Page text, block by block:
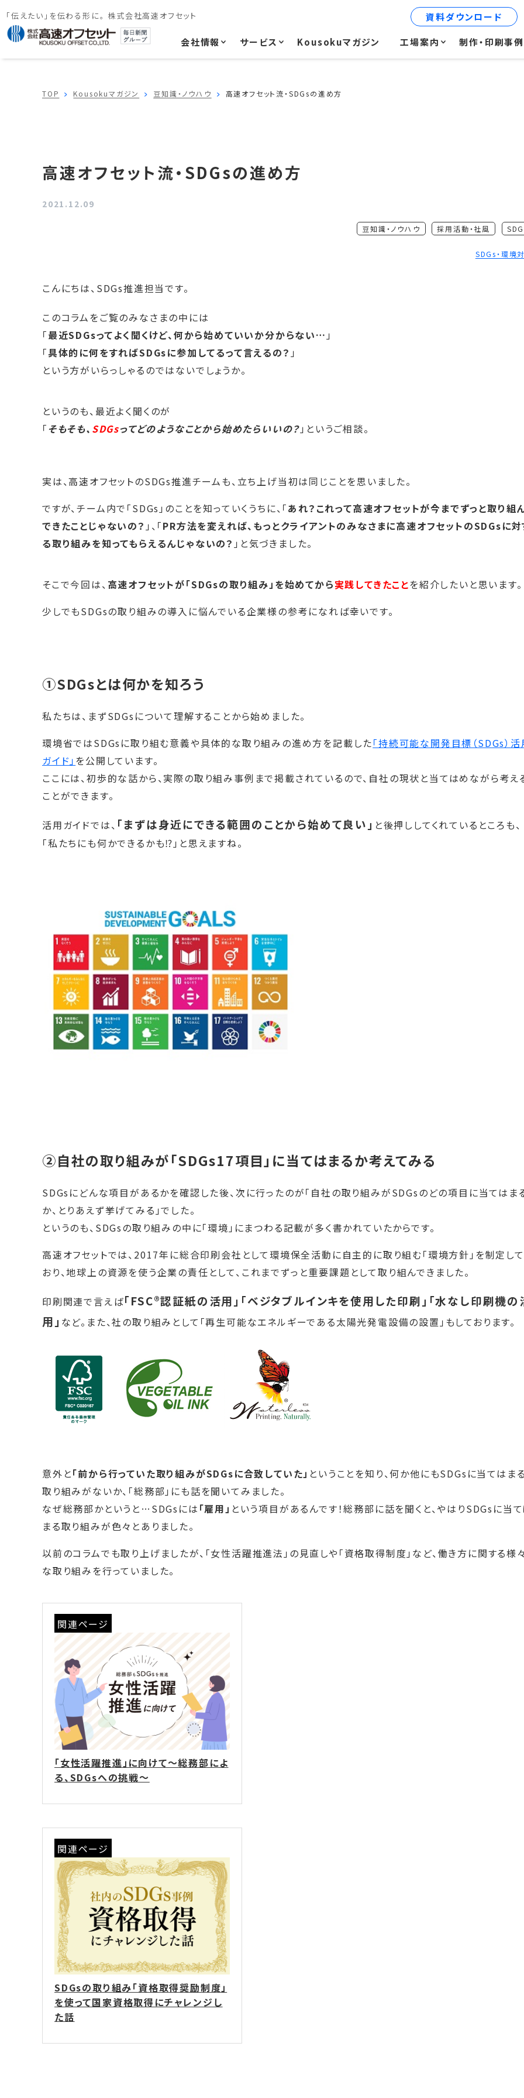
「伝えたい」を伝わる形に。 株式会社高速オフセット
会社情報 サービス Kousokuマガジン 工場案内 制作・印刷事例
資料ダウンロード
TOP Kousokuマガジン 豆知識・ノウハウ 高速オフセット流・SDGsの進め方
高速オフセット流・SDGsの進め方
2021.12.09
豆知識・ノウハウ 採用活動・社風
SDGs・環境
こんにちは、SDGs推進担当です。
このコラムをご覧のみなさまの中には
「最近SDGsってよく聞くけど、何から始めていいか分からない… 」
「具体的に何をすればSDGsに参加してるって言えるの？ 」
という方がいらっしゃるのではないでしょうか。
というのも、最近よく聞くのが
「 そもそも、 SDGsってどのようなことから始めたらいいの？ 」というご相談。
実は、高速オフセットのSDGs推進チームも、立ち上げ当初は同じことを思いました。
ですが、チーム内で「SDGs」のことを知っていくうちに、「あれ？これって高速オフセットが今までずっと取り組
できたことじゃないの？ 」、「PR方法を変えれば、もっとクライアントのみなさまに高速オフセットのSDGsに対
る取り組みを知ってもらえるんじゃないの？ 」と気づきました。
そこで今回は、 高速オフセットが「SDGsの取り組み」を始めてから実践してきたことを紹介したいと思います。
少しでもSDGsの取り組みの導入に悩んでいる企業様の参考になれば幸いです。
①SDGsとは何かを知ろう
私たちは、まずSDGsについて理解することから始めました。
環境省ではSDGsに取り組む意義や具体的な取り組みの進め方を記載した「持続可能な開発目標（SDGs）活
ガイド」 を公開しています。
ここには、初歩的な話から、実際の取り組み事例まで掲載されているので、自社の現状と当てはめながら考え
ことができます。
活用ガイドでは、 「まずは身近にできる範囲のことから始めて良い」 と後押ししてくれているところも、
「私たちにも何かできるかも⁉」と思えますね。
②自社の取り組みが「SDGs17項目」に当てはまるか考えてみる
SDGsにどんな項目があるかを確認した後、次に行ったのが「自社の取り組みがSDGsのどの項目に当てはま
か、とりあえず挙げてみる」でした。
というのも、SDGsの取り組みの中に「環境」にまつわる記載が多く書かれていたからです。
高速オフセットでは、2017年に総合印刷会社として環境保全活動に自主的に取り組む「環境方針」を制定して
おり、地球上の資源を使う企業の責任として、これまでずっと重要課題として取り組んできました。
印刷関連で言えば「FSC®認証紙の活用」「ベジタブルインキを使用した印刷」「水なし印刷機の
用」 など。また、社の取り組みとして「再生可能なエネルギーである太陽光発電設備の設置」もしております。
意外と「前から行っていた取り組みがSDGsに合致していた」 ということを知り、何か他にもSDGsに当てはまる
取り組みがないか、「総務部」にも話を聞いてみました。
なぜ総務部かというと…SDGsには 「雇用」 という項目があるんです！総務部に話を聞くと、やはりSDGsに当
まる取り組みが色々とありました。
以前のコラムでも取り上げましたが、「女性活躍推進法」の見直しや「資格取得制度」など、働き方に関する様
な取り組みを行っていました。
関連ページ
「女性活躍推進」に向けて～総務部によ
る、SDGsへの挑戦～
関連ページ
SDGsの取り組み「資格取得奨励制度」
を使って国家資格取得にチャレンジし
た話